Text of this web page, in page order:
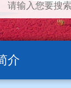
介